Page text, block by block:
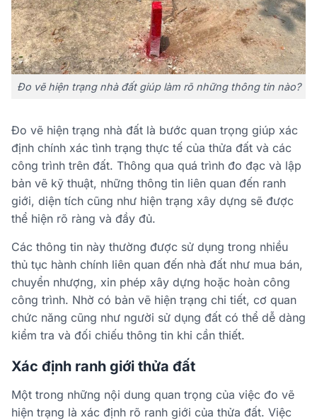
Đo vẽ hiện trạng nhà đất giúp làm rõ những thông tin nào?
Đo vẽ hiện trạng nhà đất là bước quan trọng giúp xác
định chính xác tình trạng thực tế của thửa đất và các
công trình trên đất. Thông qua quá trình đo đạc và lập
bản vẽ kỹ thuật, những thông tin liên quan đến ranh
giới, diện tích cũng như hiện trạng xây dựng sẽ được
thể hiện rõ ràng và đầy đủ.
Các thông tin này thường được sử dụng trong nhiều
thủ tục hành chính liên quan đến nhà đất như mua bán,
chuyển nhượng, xin phép xây dựng hoặc hoàn công
công trình. Nhờ có bản vẽ hiện trạng chi tiết, cơ quan
chức năng cũng như người sử dụng đất có thể dễ dàng
kiểm tra và đối chiếu thông tin khi cần thiết.
Xác định ranh giới thửa đất
Một trong những nội dung quan trọng của việc đo vẽ
hiện trạng là xác định rõ ranh giới của thửa đất. Việc